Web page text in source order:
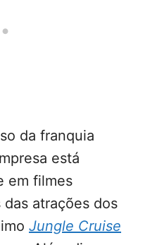
da franquia
está
em filmes
atrações dos
Jungle Cruise